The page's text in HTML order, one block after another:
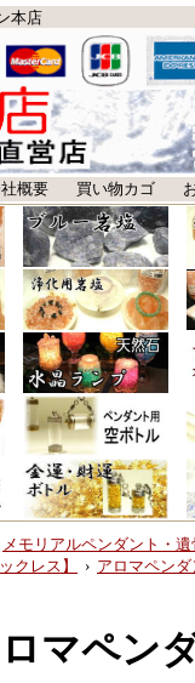
本店
概要 買い物カゴ
メモリアルペンダント・
クレス】
› アロマペンダ
マペン